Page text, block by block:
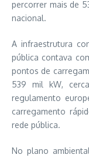
percorrer mais de
nacional.
A infraestrutura
pública contava
pontos de
539 mil kW,
regulamento
carregamento
rede pública.
No plano